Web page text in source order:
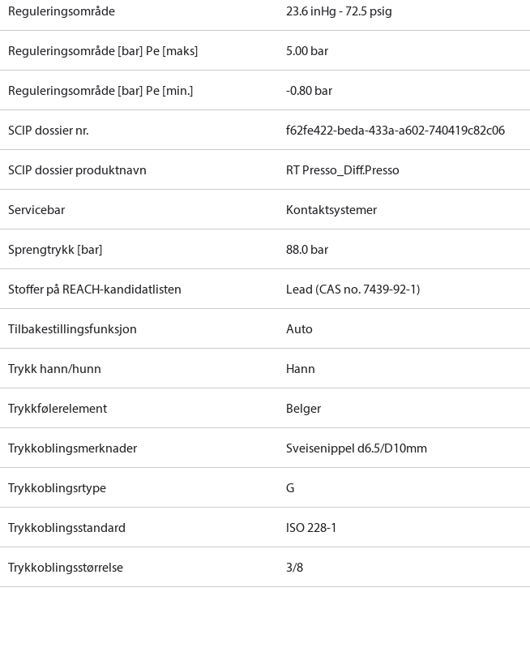
Reguleringsområde 23.6 inHg - 72.5 psig
Reguleringsområde [bar] Pe [maks] 5.00 bar
Reguleringsområde [bar] Pe [min.] -0.80 bar
SCIP dossier nr. f62fe422-beda-433a-a602-740419c82c06
SCIP dossier produktnavn RT Presso_Diff.Presso
Servicebar Kontaktsystemer
Sprengtrykk [bar] 88.0 bar
Stoffer på REACH-kandidatlisten Lead (CAS no. 7439-92-1)
Tilbakestillingsfunksjon Auto
Trykk hann/hunn Hann
Trykkfølerelement Belger
Trykkoblingsmerknader Sveisenippel d6.5/D10mm
Trykkoblingsrtype G
Trykkoblingsstandard ISO 228-1
Trykkoblingsstørrelse 3/8